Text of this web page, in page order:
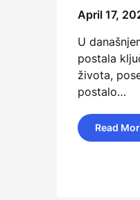
April 17,
U
postala
života,
postalo…
Read